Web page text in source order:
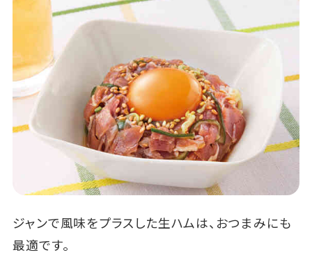
ジャンで風味をプラスした生ハムは、おつまみにも
最適です。